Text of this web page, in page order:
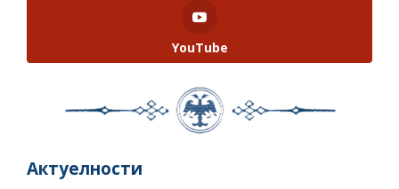
YouTube
Актуелности